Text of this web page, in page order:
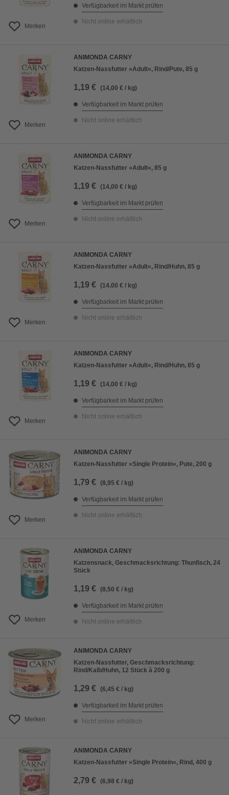
Merken
Verfügbarkeit im Markt prüfen
Nicht online erhältlich
Merken
ANIMONDA CARNY
Katzen-Nassfutter »Adult«, Rind/Pute, 85 g
1,19 € (14,00 € / kg)
Verfügbarkeit im Markt prüfen
Nicht online erhältlich
Merken
ANIMONDA CARNY
Katzen-Nassfutter »Adult«, 85 g
1,19 € (14,00 € / kg)
Verfügbarkeit im Markt prüfen
Nicht online erhältlich
Merken
ANIMONDA CARNY
Katzen-Nassfutter »Adult«, Rind/Huhn, 85 g
1,19 € (14,00 € / kg)
Verfügbarkeit im Markt prüfen
Nicht online erhältlich
Merken
ANIMONDA CARNY
Katzen-Nassfutter »Adult«, Rind/Huhn, 85 g
1,19 € (14,00 € / kg)
Verfügbarkeit im Markt prüfen
Nicht online erhältlich
Merken
ANIMONDA CARNY
Katzen-Nassfutter »Single Protein«, Pute, 200 g
1,79 € (8,95 € / kg)
Verfügbarkeit im Markt prüfen
Nicht online erhältlich
Merken
ANIMONDA CARNY
Katzensnack, Geschmacksrichtung: Thunfisch, 24
Stück
1,19 € (8,50 € / kg)
Verfügbarkeit im Markt prüfen
Nicht online erhältlich
Merken
ANIMONDA CARNY
Katzen-Nassfutter, Geschmacksrichtung:
Rind/Kalb/Huhn, 12 Stück à 200 g
1,29 € (6,45 € / kg)
Verfügbarkeit im Markt prüfen
Nicht online erhältlich
ANIMONDA CARNY
Katzen-Nassfutter »Single Protein«, Rind, 400 g
2,79 € (6,98 € / kg)